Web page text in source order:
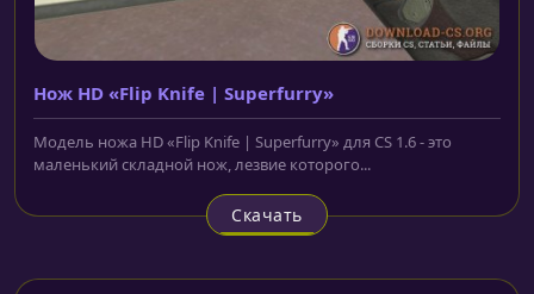
Нож HD «Flip Knife | Superfurry»
Модель ножа HD «Flip Knife | Superfurry» для CS 1.6 - это
маленький складной нож, лезвие которого...
Скачать